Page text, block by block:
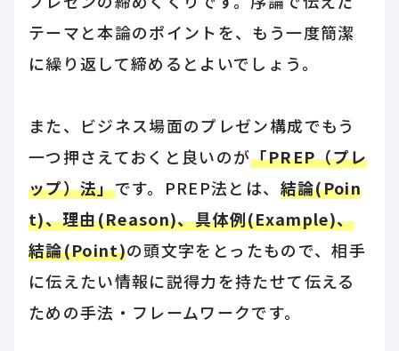
テーマと本論のポイントを、もう一度簡潔
に繰り返して締めるとよいでしょう。
また、ビジネス場面のプレゼン構成でもう
一つ押さえておくと良いのが「PREP（プレ
ップ）法」です。PREP法とは、 結論(Poin
t)、理由(Reason)、具体例(Example)、
結論(Point)の頭文字をとったもので、相手
に伝えたい情報に説得力を持たせて伝える
ための手法・フレームワークです。